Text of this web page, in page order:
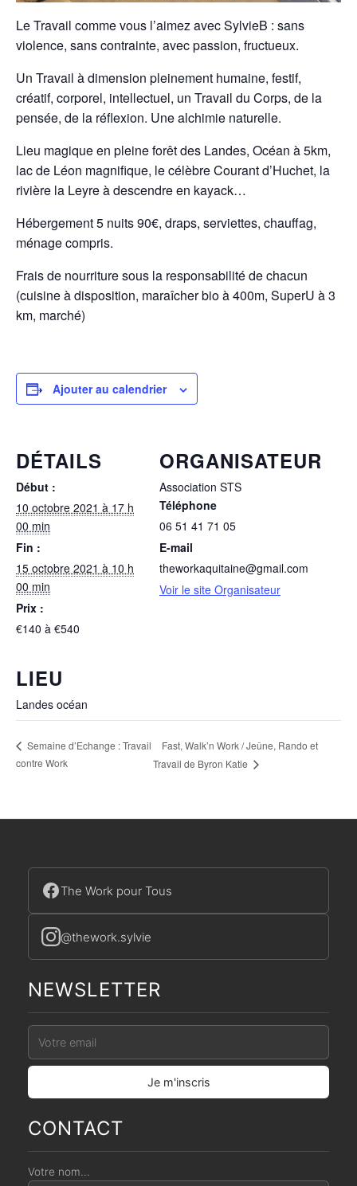
Le Travail comme vous l’aimez avec SylvieB : sans
violence, sans contrainte, avec passion, fructueux.
Un Travail à dimension pleinement humaine, festif,
créatif, corporel, intellectuel, un Travail du Corps, de la
pensée, de la réflexion. Une alchimie naturelle.
Lieu magique en pleine forêt des Landes, Océan à 5km,
lac de Léon magnifique, le célèbre Courant d’Huchet, la
rivière la Leyre à descendre en kayack…
Hébergement 5 nuits 90€, draps, serviettes, chauffag,
ménage compris.
Frais de nourriture sous la responsabilité de chacun
(cuisine à disposition, maraîcher bio à 400m, SuperU à 3
km, marché)
Ajouter au calendrier
DÉTAILS
Début :
10 octobre 2021 à 17 h
00 min
Fin :
15 octobre 2021 à 10 h
00 min
Prix :
€140 à €540
ORGANISATEUR
Association STS
Téléphone
06 51 41 71 05
E-mail
theworkaquitaine@gmail.com
Voir le site Organisateur
LIEU
Landes océan
Semaine d’Echange : Travail
contre Work
Fast, Walk’n Work / Jeûne, Rando et
Travail de Byron Katie
The Work pour Tous
@thework.sylvie
NEWSLETTER
CONTACT
Votre nom...